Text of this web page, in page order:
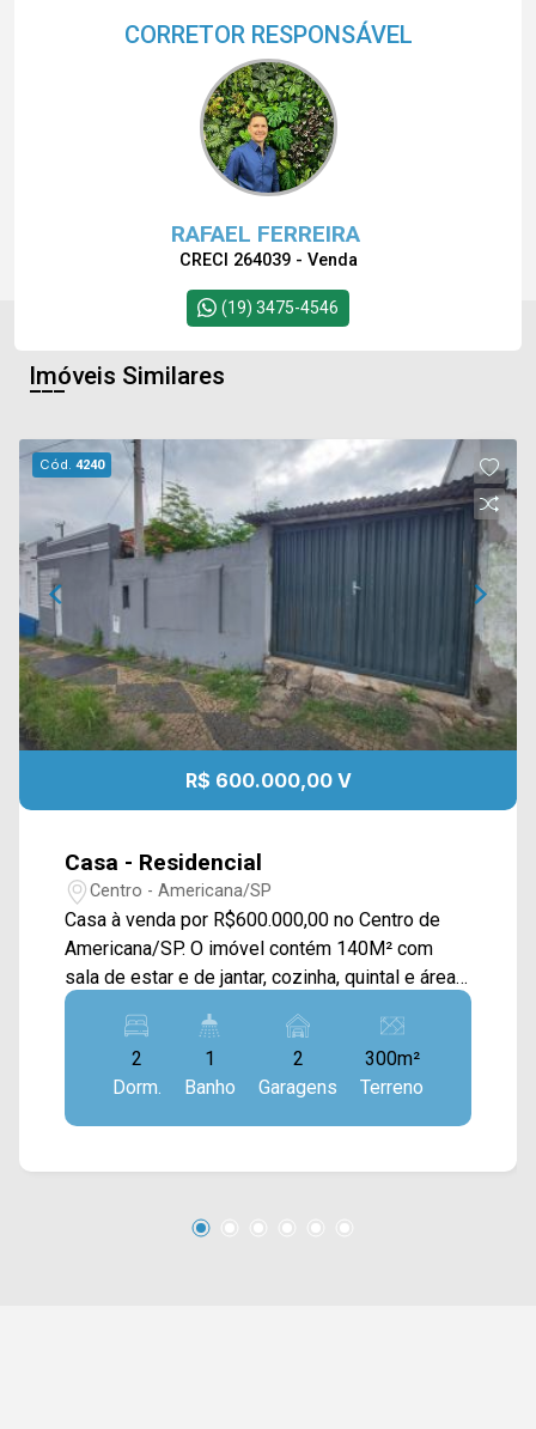
CORRETOR RESPONSÁVEL
RAFAEL FERREIRA
CRECI 264039 - Venda
(19) 3475-4546
Imóveis Similares
Cód.4240
R$ 600.000,00 V
Casa - Residencial
Centro - Americana/SP
Casa à venda por R$600.000,00 no Centro de
Americana/SP. O imóvel contém 140M² com
sala de estar e de jantar, cozinha, quintal e área
de serviço. E também é incluso um salão
comercial no imóvel. > 02 dormitórios; > 01
banheiros social; > 02 vagas de garagem
coberta. Localizado no Centro de Americana, o
imóvel contém uma área com diversos
farmácias, bancos, restaurantes, postos de
com a nossa equipe de vendas e agende a sua
2
Dorm.
1
Banho
2
Garagens
300m²
Terreno